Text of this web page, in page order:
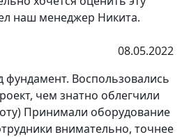
наш менеджер Никита.
08.05.2022
Воспользовались
чем знатно облегчили
Принимали оборудование
внимательно, точнее